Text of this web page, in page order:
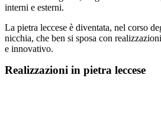
interni e esterni.
La pietra leccese è diventata, nel corso
nicchia, che ben si sposa con
e innovativo.
Realizzazioni in pietra leccese